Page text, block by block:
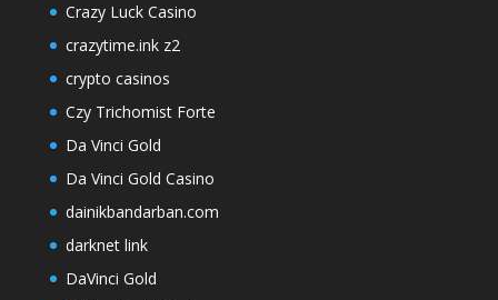
Crazy Luck Casino
crazytime.ink z2
crypto casinos
Czy Trichomist Forte
Da Vinci Gold
Da Vinci Gold Casino
dainikbandarban.com
darknet link
DaVinci Gold